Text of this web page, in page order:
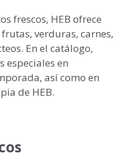
frescos, HEB ofrece
verduras, carnes,
En el catálogo,
especiales en
así como en
de HEB.